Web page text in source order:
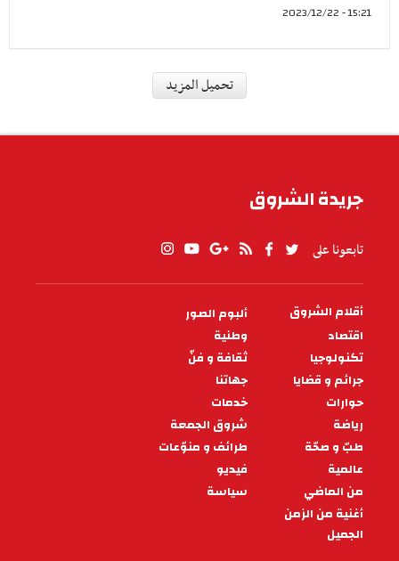
15:21 - 2023/12/22
الباعة بسوق نابل ينفذون وقفة
احتجاجية ‎
بالسوق اليومية بمدينة نابل وقفة احتجاجية وقاموا
بغلق السوق إحتجاجاً على كراء البلد
13:05 - 2023/09/30
جهاتنا